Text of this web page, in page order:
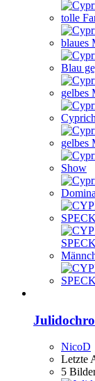
NicoD
Letzte
5